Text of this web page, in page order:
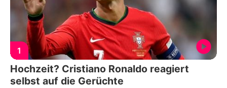
1
Hochzeit? Cristiano Ronaldo reagiert
selbst auf die Gerüchte